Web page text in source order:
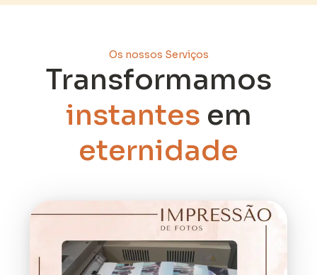
Os nossos Serviços
Transformamos
instantes em
eternidade